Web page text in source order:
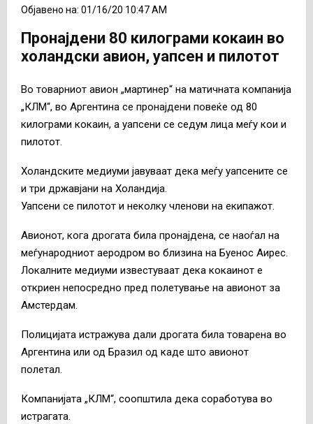
Објавено на: 01/16/20 10:47 AM
Пронајдени 80 килограми кокаин во
холандски авион, уапсен и пилотот
Во товарниот авион „мартинер“ на матичната компанија
„КЛМ“, во Аргентина се пронајдени повеќе од 80
килограми кокаин, а уапсени се седум лица меѓу кои и
пилотот.
Холандските медиуми јавуваат дека меѓу уапсените се
и три државјани на Холандија.
Уапсени се пилотот и неколку членови на екипажот.
Авионот, кога дрогата била пронајдена, се наоѓал на
меѓународниот аеродром во близина на Буенос Аирес.
Локалните медиуми известуваат дека кокаинот е
откриен непосредно пред полетување на авионот за
Амстердам.
Полицијата истражува дали дрогата била товарена во
Аргентина или од Бразил од каде што авионот
полетал.
Компанијата „КЛМ“, соопштила дека соработува во
истрагата.